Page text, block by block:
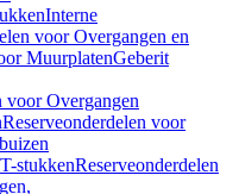
Interne
voor Overgangen en
MuurplatenGeberit
voor Overgangen
Reserveonderdelen voor
T-stukkenReserveonderdelen